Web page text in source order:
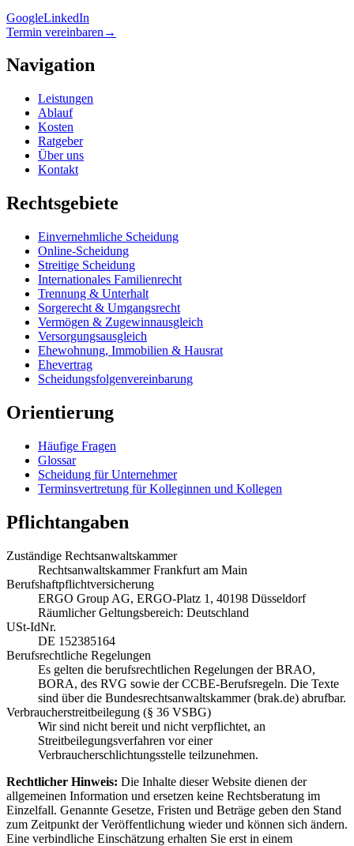
GoogleLinkedIn
Termin vereinbaren →
Navigation
Leistungen
Ablauf
Kosten
Ratgeber
Über uns
Kontakt
Rechtsgebiete
Einvernehmliche Scheidung
Online-Scheidung
Streitige Scheidung
Internationales Familienrecht
Trennung & Unterhalt
Sorgerecht & Umgangsrecht
Vermögen & Zugewinnausgleich
Versorgungsausgleich
Ehewohnung, Immobilien & Hausrat
Ehevertrag
Scheidungsfolgenvereinbarung
Orientierung
Häufige Fragen
Glossar
Scheidung für Unternehmer
Terminsvertretung für Kolleginnen und Kollegen
Pflichtangaben
Zuständige Rechtsanwaltskammer
Rechtsanwaltskammer Frankfurt am Main
Berufshaftpflichtversicherung
ERGO Group AG, ERGO-Platz 1, 40198 Düsseldorf
Räumlicher Geltungsbereich: Deutschland
USt-IdNr.
DE 152385164
Berufsrechtliche Regelungen
Es gelten die berufsrechtlichen Regelungen der BRAO,
BORA, des RVG sowie der CCBE-Berufsregeln. Die Texte
sind über die Bundesrechtsanwaltskammer (brak.de) abrufbar.
Verbraucherstreitbeilegung (§ 36 VSBG)
Wir sind nicht bereit und nicht verpflichtet, an
Streitbeilegungsverfahren vor einer
Verbraucherschlichtungsstelle teilzunehmen.
Rechtlicher Hinweis: Die Inhalte dieser Website dienen der
allgemeinen Information und ersetzen keine Rechtsberatung im
Einzelfall. Genannte Gesetze, Fristen und Beträge geben den Stand
zum Zeitpunkt der Veröffentlichung wieder und können sich ändern.
Eine verbindliche Einschätzung erhalten Sie erst in einem